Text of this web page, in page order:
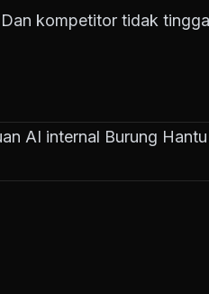
kompetitor tidak
AI internal Burung